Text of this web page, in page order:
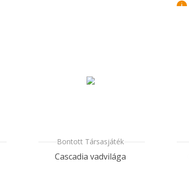
i
Bontott Társasjáték
Cascadia vadvilága